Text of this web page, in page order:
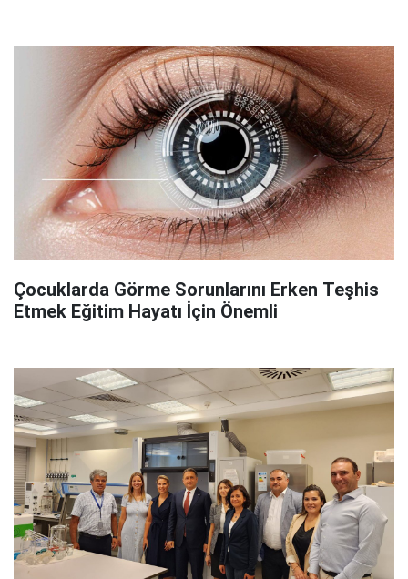
Çocuklarda Görme Sorunlarını Erken Teşhis
Etmek Eğitim Hayatı İçin Önemli